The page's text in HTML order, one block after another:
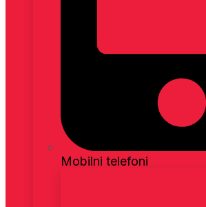
Mobilni telefoni